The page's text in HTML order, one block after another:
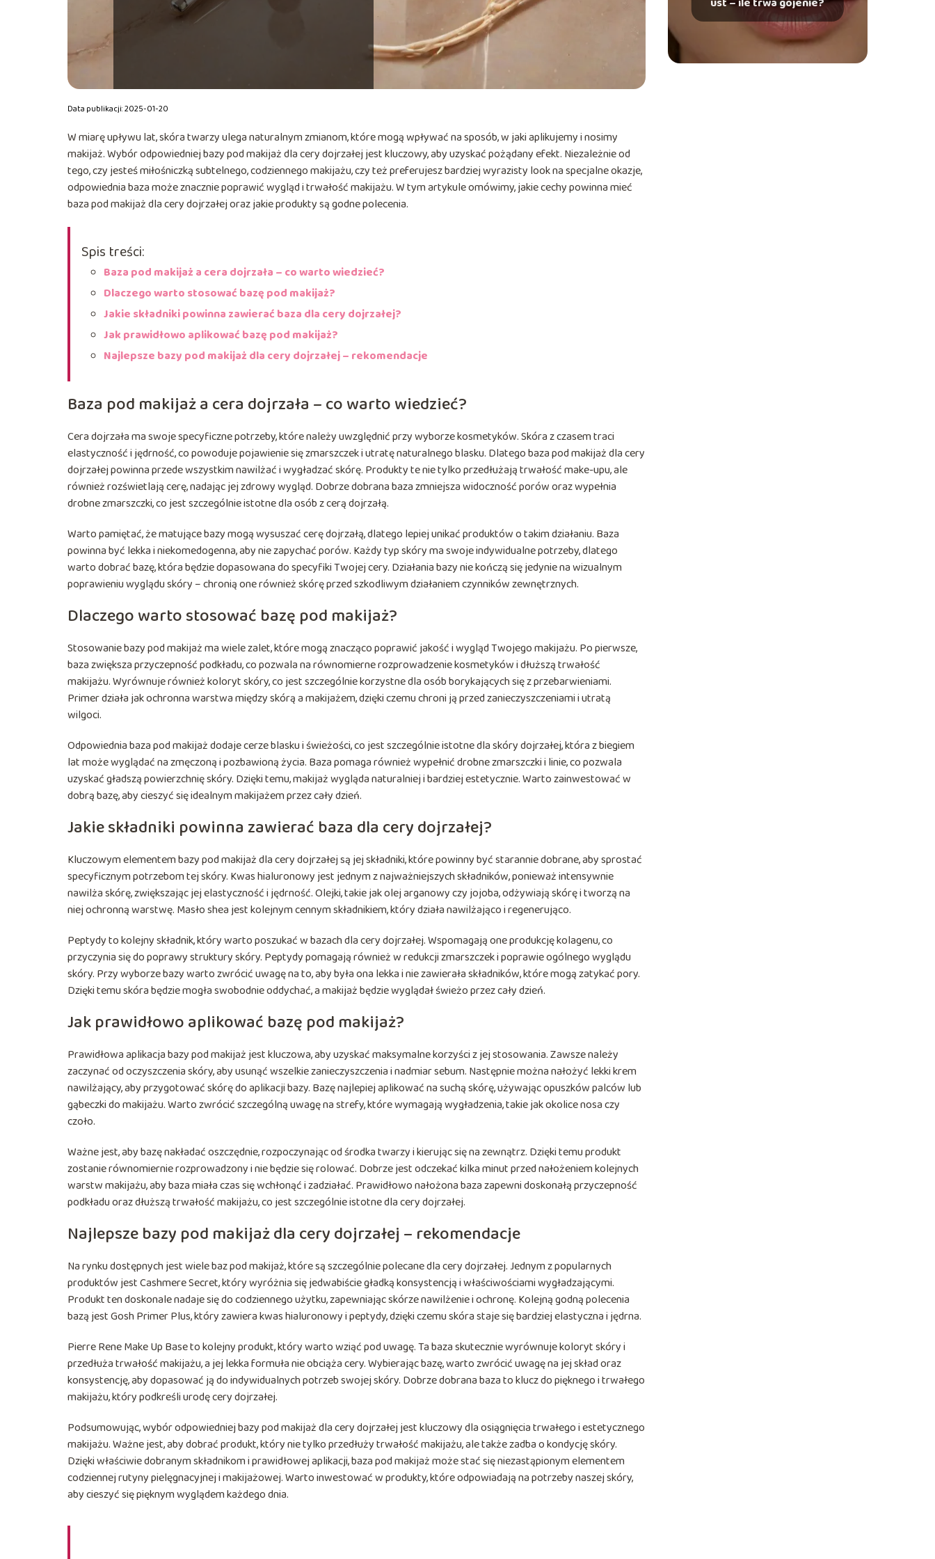
Data publikacji: 2025-01-20
W miarę upływu lat, skóra twarzy ulega naturalnym zmianom, które mogą wpływać na sposób, w jaki aplikujemy i nosimy
makijaż. Wybór odpowiedniej bazy pod makijaż dla cery dojrzałej jest kluczowy, aby uzyskać pożądany efekt. Niezależnie od
tego, czy jesteś miłośniczką subtelnego, codziennego makijażu, czy też preferujesz bardziej wyrazisty look na specjalne okazje,
odpowiednia baza może znacznie poprawić wygląd i trwałość makijażu. W tym artykule omówimy, jakie cechy powinna mieć
baza pod makijaż dla cery dojrzałej oraz jakie produkty są godne polecenia.
Spis treści:
Baza pod makijaż a cera dojrzała – co warto wiedzieć?
Dlaczego warto stosować bazę pod makijaż?
Jakie składniki powinna zawierać baza dla cery dojrzałej?
Jak prawidłowo aplikować bazę pod makijaż?
Najlepsze bazy pod makijaż dla cery dojrzałej – rekomendacje
Baza pod makijaż a cera dojrzała – co warto wiedzieć?
Cera dojrzała ma swoje specyficzne potrzeby, które należy uwzględnić przy wyborze kosmetyków. Skóra z czasem traci
elastyczność i jędrność, co powoduje pojawienie się zmarszczek i utratę naturalnego blasku. Dlatego baza pod makijaż dla cery
dojrzałej powinna przede wszystkim nawilżać i wygładzać skórę. Produkty te nie tylko przedłużają trwałość make-upu, ale
również rozświetlają cerę, nadając jej zdrowy wygląd. Dobrze dobrana baza zmniejsza widoczność porów oraz wypełnia
drobne zmarszczki, co jest szczególnie istotne dla osób z cerą dojrzałą.
Warto pamiętać, że matujące bazy mogą wysuszać cerę dojrzałą, dlatego lepiej unikać produktów o takim działaniu. Baza
powinna być lekka i niekomedogenna, aby nie zapychać porów. Każdy typ skóry ma swoje indywidualne potrzeby, dlatego
warto dobrać bazę, która będzie dopasowana do specyfiki Twojej cery. Działania bazy nie kończą się jedynie na wizualnym
poprawieniu wyglądu skóry – chronią one również skórę przed szkodliwym działaniem czynników zewnętrznych.
Dlaczego warto stosować bazę pod makijaż?
Stosowanie bazy pod makijaż ma wiele zalet, które mogą znacząco poprawić jakość i wygląd Twojego makijażu. Po pierwsze,
baza zwiększa przyczepność podkładu, co pozwala na równomierne rozprowadzenie kosmetyków i dłuższą trwałość
makijażu. Wyrównuje również koloryt skóry, co jest szczególnie korzystne dla osób borykających się z przebarwieniami.
Primer działa jak ochronna warstwa między skórą a makijażem, dzięki czemu chroni ją przed zanieczyszczeniami i utratą
wilgoci.
Odpowiednia baza pod makijaż dodaje cerze blasku i świeżości, co jest szczególnie istotne dla skóry dojrzałej, która z biegiem
lat może wyglądać na zmęczoną i pozbawioną życia. Baza pomaga również wypełnić drobne zmarszczki i linie, co pozwala
uzyskać gładszą powierzchnię skóry. Dzięki temu, makijaż wygląda naturalniej i bardziej estetycznie. Warto zainwestować w
dobrą bazę, aby cieszyć się idealnym makijażem przez cały dzień.
Jakie składniki powinna zawierać baza dla cery dojrzałej?
Kluczowym elementem bazy pod makijaż dla cery dojrzałej są jej składniki, które powinny być starannie dobrane, aby sprostać
specyficznym potrzebom tej skóry. Kwas hialuronowy jest jednym z najważniejszych składników, ponieważ intensywnie
nawilża skórę, zwiększając jej elastyczność i jędrność. Olejki, takie jak olej arganowy czy jojoba, odżywiają skórę i tworzą na
niej ochronną warstwę. Masło shea jest kolejnym cennym składnikiem, który działa nawilżająco i regenerująco.
Peptydy to kolejny składnik, który warto poszukać w bazach dla cery dojrzałej. Wspomagają one produkcję kolagenu, co
przyczynia się do poprawy struktury skóry. Peptydy pomagają również w redukcji zmarszczek i poprawie ogólnego wyglądu
skóry. Przy wyborze bazy warto zwrócić uwagę na to, aby była ona lekka i nie zawierała składników, które mogą zatykać pory.
Dzięki temu skóra będzie mogła swobodnie oddychać, a makijaż będzie wyglądał świeżo przez cały dzień.
Jak prawidłowo aplikować bazę pod makijaż?
Prawidłowa aplikacja bazy pod makijaż jest kluczowa, aby uzyskać maksymalne korzyści z jej stosowania. Zawsze należy
zaczynać od oczyszczenia skóry, aby usunąć wszelkie zanieczyszczenia i nadmiar sebum. Następnie można nałożyć lekki krem
nawilżający, aby przygotować skórę do aplikacji bazy. Bazę najlepiej aplikować na suchą skórę, używając opuszków palców lub
gąbeczki do makijażu. Warto zwrócić szczególną uwagę na strefy, które wymagają wygładzenia, takie jak okolice nosa czy
czoło.
Ważne jest, aby bazę nakładać oszczędnie, rozpoczynając od środka twarzy i kierując się na zewnątrz. Dzięki temu produkt
zostanie równomiernie rozprowadzony i nie będzie się rolować. Dobrze jest odczekać kilka minut przed nałożeniem kolejnych
warstw makijażu, aby baza miała czas się wchłonąć i zadziałać. Prawidłowo nałożona baza zapewni doskonałą przyczepność
podkładu oraz dłuższą trwałość makijażu, co jest szczególnie istotne dla cery dojrzałej.
Najlepsze bazy pod makijaż dla cery dojrzałej – rekomendacje
Na rynku dostępnych jest wiele baz pod makijaż, które są szczególnie polecane dla cery dojrzałej. Jednym z popularnych
produktów jest Cashmere Secret, który wyróżnia się jedwabiście gładką konsystencją i właściwościami wygładzającymi.
Produkt ten doskonale nadaje się do codziennego użytku, zapewniając skórze nawilżenie i ochronę. Kolejną godną polecenia
bazą jest Gosh Primer Plus, który zawiera kwas hialuronowy i peptydy, dzięki czemu skóra staje się bardziej elastyczna i jędrna.
Pierre Rene Make Up Base to kolejny produkt, który warto wziąć pod uwagę. Ta baza skutecznie wyrównuje koloryt skóry i
przedłuża trwałość makijażu, a jej lekka formuła nie obciąża cery. Wybierając bazę, warto zwrócić uwagę na jej skład oraz
konsystencję, aby dopasować ją do indywidualnych potrzeb swojej skóry. Dobrze dobrana baza to klucz do pięknego i trwałego
makijażu, który podkreśli urodę cery dojrzałej.
Podsumowując, wybór odpowiedniej bazy pod makijaż dla cery dojrzałej jest kluczowy dla osiągnięcia trwałego i estetycznego
makijażu. Ważne jest, aby dobrać produkt, który nie tylko przedłuży trwałość makijażu, ale także zadba o kondycję skóry.
Dzięki właściwie dobranym składnikom i prawidłowej aplikacji, baza pod makijaż może stać się niezastąpionym elementem
codziennej rutyny pielęgnacyjnej i makijażowej. Warto inwestować w produkty, które odpowiadają na potrzeby naszej skóry,
aby cieszyć się pięknym wyglądem każdego dnia.